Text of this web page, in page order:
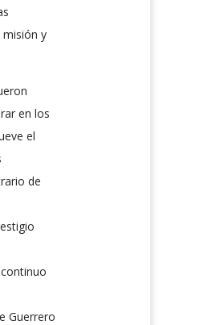
misión y
en los
el
de
Guerrero